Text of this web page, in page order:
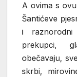
A ovima s
Šantićeve
i
prekupci,
obečavaju,
skrbi,